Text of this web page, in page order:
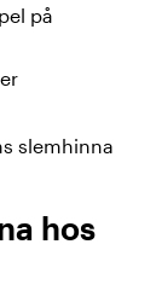
på
slemhinna
hos